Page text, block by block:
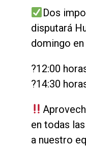
Dos
disputará
domingo en
?12:00
?14:30
en todas
a nuestro